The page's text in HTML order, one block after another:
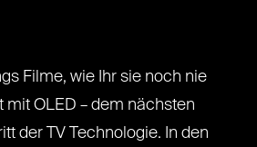
Filme, wie Ihr sie noch nie
mit OLED – dem nächsten
der TV Technologie. In den